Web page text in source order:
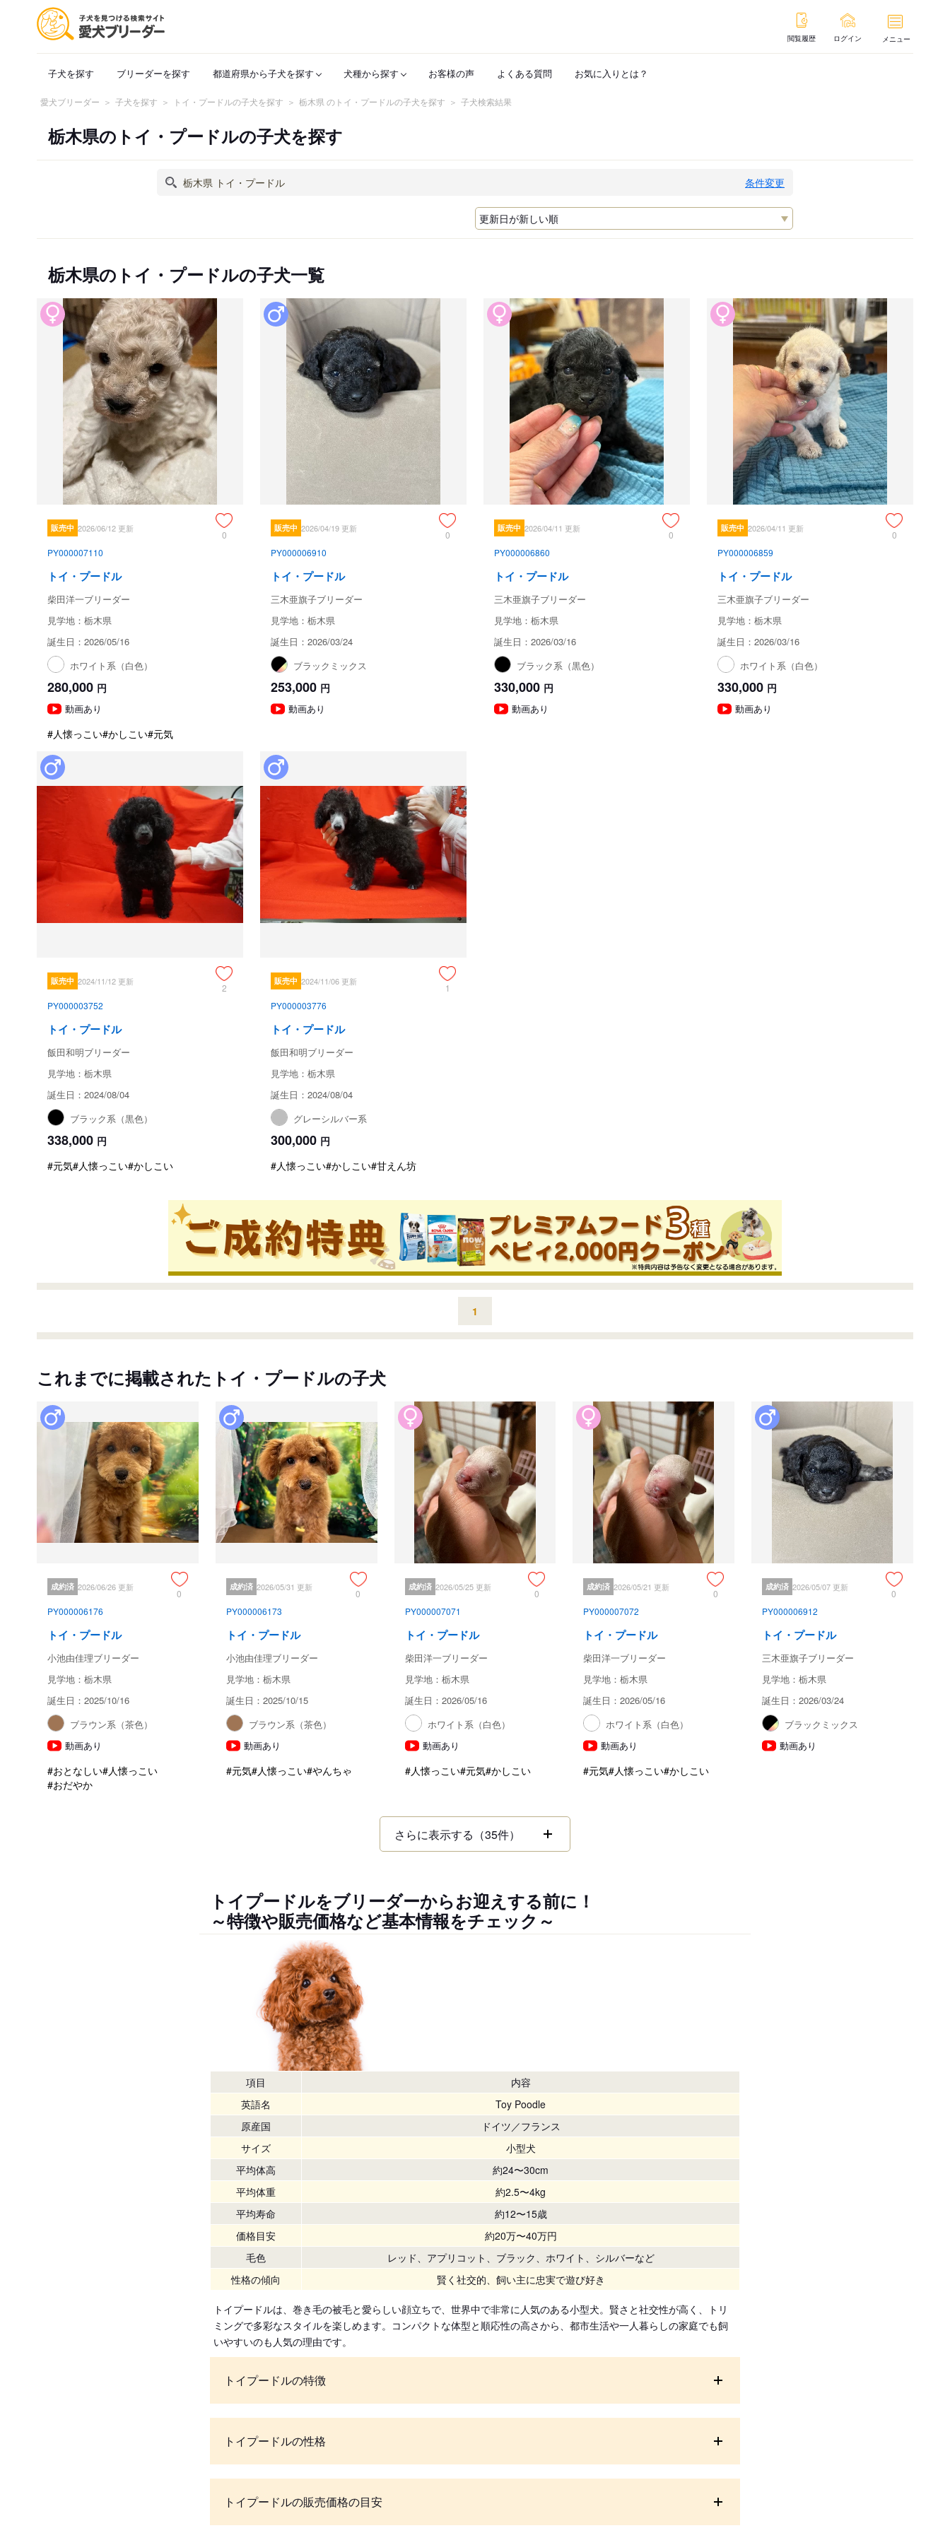
閲覧履歴 ログイン メニュー
子犬を探す ブリーダーを探す 都道府県から子犬を探す 犬種から探す お客様の声 よくある質問 お気に入りとは？
愛犬ブリーダー 子犬を探す トイ・プードルの子犬を探す 栃木県 のトイ・プードルの子犬を探す 子犬検索結果
栃木県のトイ・プードルの子犬を探す
条件変更
栃木県のトイ・プードルの子犬一覧
販売中 2026/06/12 更新
0
PY000007110
トイ・プードル
柴田洋一ブリーダー
見学地：栃木県
誕生日：2026/05/16
ホワイト系（白色）
280,000 円
動画あり
#人懐っこい#かしこい#元気
販売中 2026/04/19 更新
0
PY000006910
トイ・プードル
三木亜旗子ブリーダー
見学地：栃木県
誕生日：2026/03/24
ブラックミックス
253,000 円
動画あり
販売中 2026/04/11 更新
0
PY000006860
トイ・プードル
三木亜旗子ブリーダー
見学地：栃木県
誕生日：2026/03/16
ブラック系（黒色）
330,000 円
動画あり
販売中 2026/04/11 更新
0
PY000006859
トイ・プードル
三木亜旗子ブリーダー
見学地：栃木県
誕生日：2026/03/16
ホワイト系（白色）
330,000 円
動画あり
販売中 2024/11/12 更新
2
PY000003752
トイ・プードル
飯田和明ブリーダー
見学地：栃木県
誕生日：2024/08/04
ブラック系（黒色）
338,000 円
#元気#人懐っこい#かしこい
販売中 2024/11/06 更新
1
PY000003776
トイ・プードル
飯田和明ブリーダー
見学地：栃木県
誕生日：2024/08/04
グレーシルバー系
300,000 円
#人懐っこい#かしこい#甘えん坊
1
これまでに掲載されたトイ・プードルの子犬
成約済 2026/06/26 更新
0
PY000006176
トイ・プードル
小池由佳理ブリーダー
見学地：栃木県
誕生日：2025/10/16
ブラウン系（茶色）
動画あり
#おとなしい#人懐っこい
#おだやか
成約済 2026/05/31 更新
0
PY000006173
トイ・プードル
小池由佳理ブリーダー
見学地：栃木県
誕生日：2025/10/15
ブラウン系（茶色）
動画あり
#元気#人懐っこい#やんちゃ
成約済 2026/05/25 更新
0
PY000007071
トイ・プードル
柴田洋一ブリーダー
見学地：栃木県
誕生日：2026/05/16
ホワイト系（白色）
動画あり
#人懐っこい#元気#かしこい
成約済 2026/05/21 更新
0
PY000007072
トイ・プードル
柴田洋一ブリーダー
見学地：栃木県
誕生日：2026/05/16
ホワイト系（白色）
動画あり
#元気#人懐っこい#かしこい
成約済 2026/05/07 更新
0
PY000006912
トイ・プードル
三木亜旗子ブリーダー
見学地：栃木県
誕生日：2026/03/24
ブラックミックス
動画あり
さらに表示する（35件）
トイプードルをブリーダーからお迎えする前に！
～特徴や販売価格など基本情報をチェック～
項目
内容
英語名
Toy Poodle
原産国
ドイツ／フランス
サイズ
小型犬
平均体高
約24〜30cm
平均体重
約2.5〜4kg
平均寿命
約12〜15歳
価格目安
約20万〜40万円
毛色
レッド、アプリコット、ブラック、ホワイト、シルバーなど
性格の傾向
賢く社交的、飼い主に忠実で遊び好き
トイプードルは、巻き毛の被毛と愛らしい顔立ちで、世界中で非常に人気のある小型犬。賢さと社交性が高く、トリ
ミングで多彩なスタイルを楽しめます。コンパクトな体型と順応性の高さから、都市生活や一人暮らしの家庭でも飼
いやすいのも人気の理由です。
トイプードルの特徴
トイプードルの性格
トイプードルの販売価格の目安